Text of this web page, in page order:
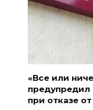
«Все или
предупредил
при отказе